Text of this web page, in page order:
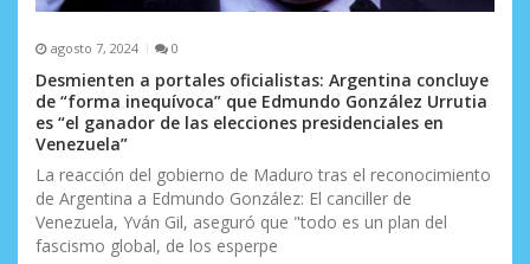
agosto 7, 2024 0
Desmienten a portales oficialistas: Argentina concluye
de “forma inequívoca” que Edmundo González Urrutia
es “el ganador de las elecciones presidenciales en
Venezuela”
La reacción del gobierno de Maduro tras el reconocimiento
de Argentina a Edmundo González: El canciller de
Venezuela, Yván Gil, aseguró que "todo es un plan del
fascismo global, de los esperpe